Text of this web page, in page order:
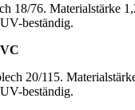
18/76. Materialstärke
beständig.
20/115.
beständig.